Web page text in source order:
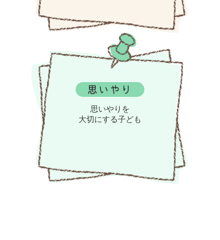
思いやり
思いやりを
大切にする子ども